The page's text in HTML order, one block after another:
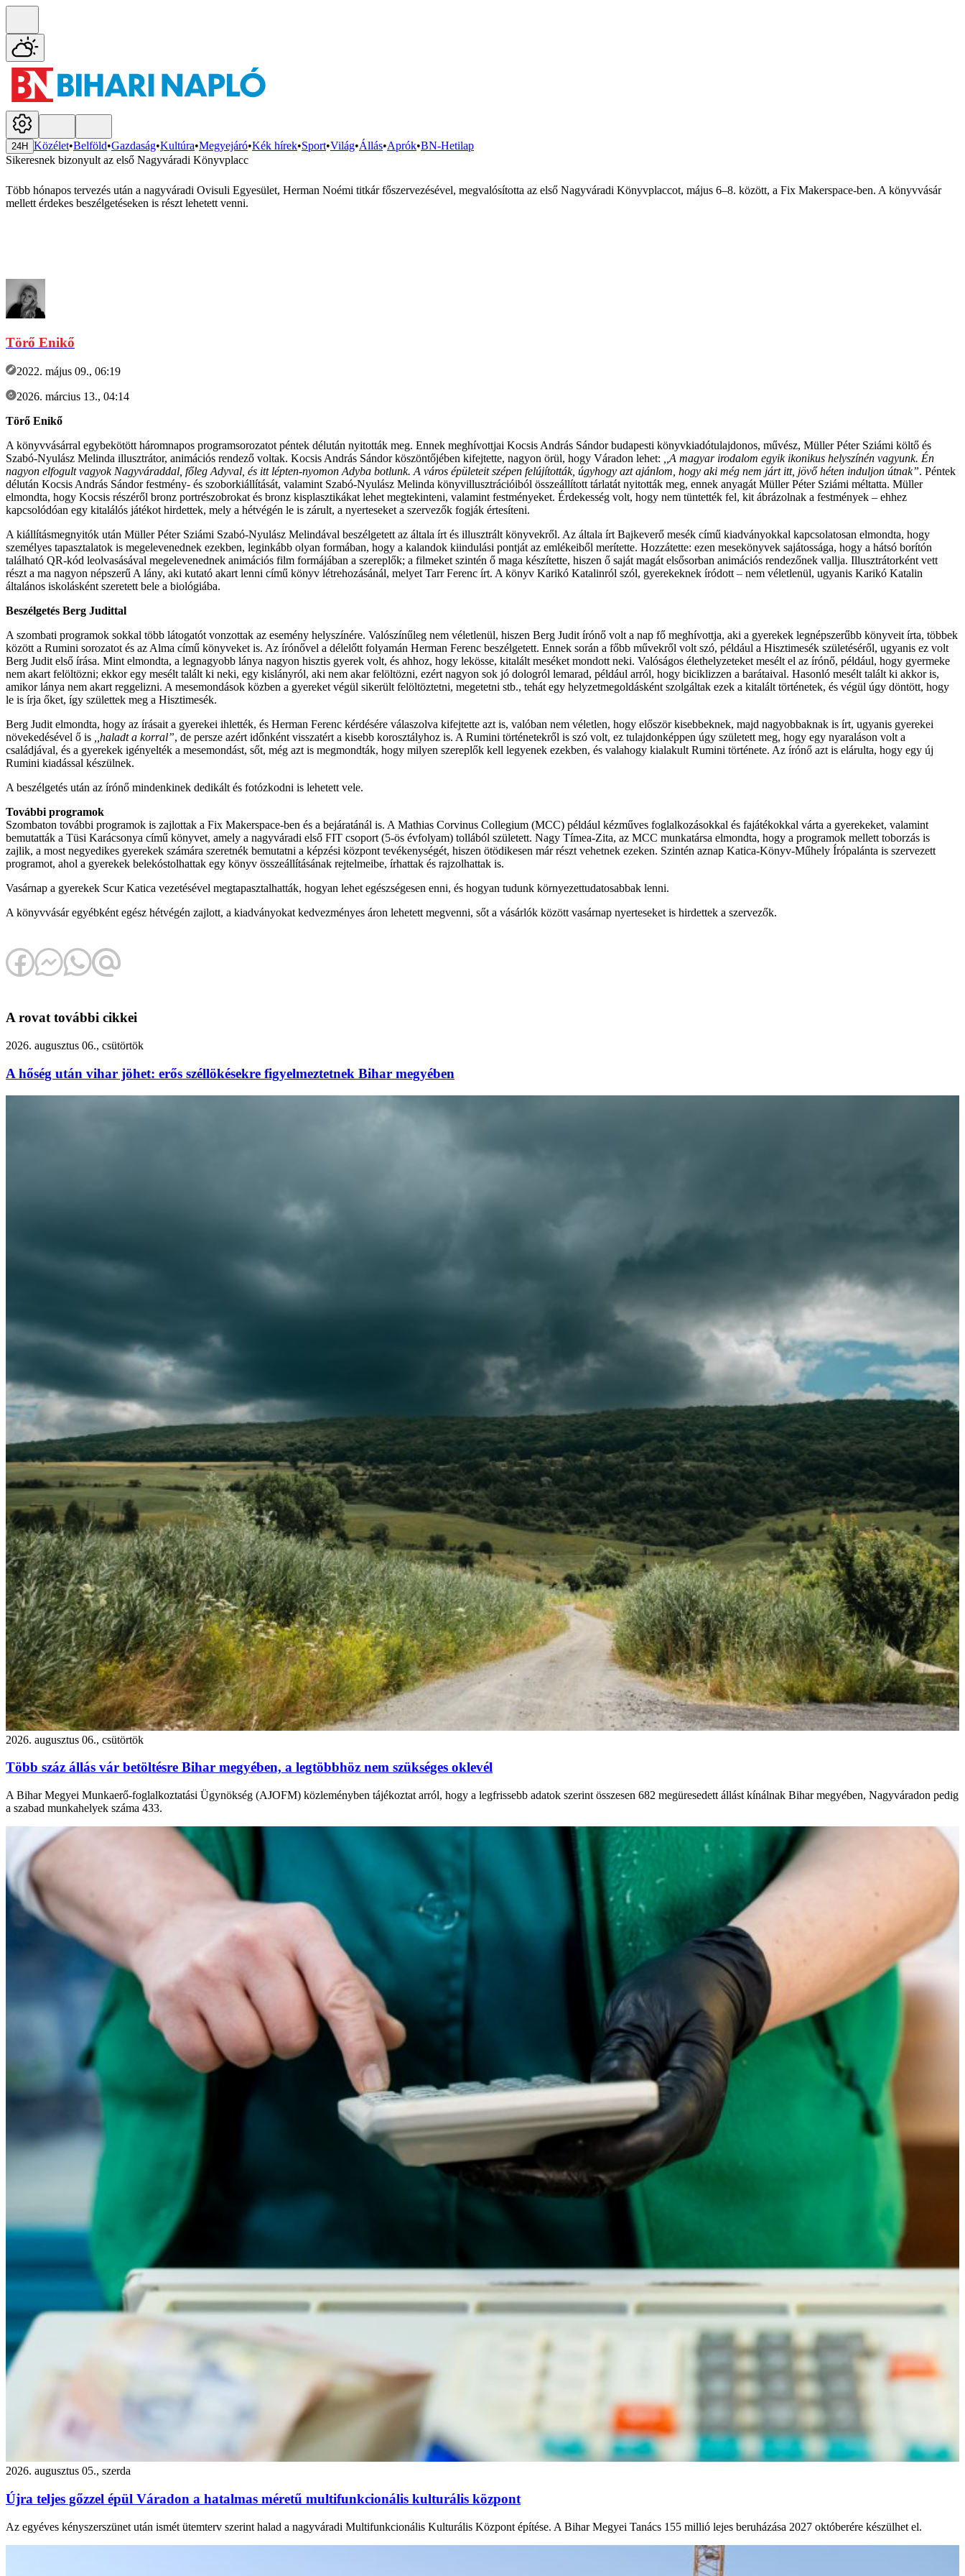
24H Közélet•Belföld•Gazdaság•Kultúra•Megyejáró•Kék hírek•Sport•Világ•Állás•Aprók•BN-Hetilap
Sikeresnek bizonyult az első Nagyváradi Könyvplacc
Több hónapos tervezés után a nagyváradi Ovisuli Egyesület, Herman Noémi titkár főszervezésével, megvalósította az első Nagyváradi Könyvplaccot, május 6–8. között, a Fix Makerspace-ben. A könyvvásár
mellett érdekes beszélgetéseken is részt lehetett venni.
Törő Enikő
2022. május 09., 06:19
2026. március 13., 04:14
Törő Enikő
A könyvvásárral egybekötött háromnapos programsorozatot péntek délután nyitották meg. Ennek meghívottjai Kocsis András Sándor budapesti könyvkiadótulajdonos, művész, Müller Péter Sziámi költő és
Szabó-Nyulász Melinda illusztrátor, animációs rendező voltak. Kocsis András Sándor köszöntőjében kifejtette, nagyon örül, hogy Váradon lehet: ,,A magyar irodalom egyik ikonikus helyszínén vagyunk. Én
nagyon elfogult vagyok Nagyváraddal, főleg Adyval, és itt lépten-nyomon Adyba botlunk. A város épületeit szépen felújították, úgyhogy azt ajánlom, hogy aki még nem járt itt, jövő héten induljon útnak”. Péntek
délután Kocsis András Sándor festmény- és szoborkiállítását, valamint Szabó-Nyulász Melinda könyvillusztrációiból összeállított tárlatát nyitották meg, ennek anyagát Müller Péter Sziámi méltatta. Müller
elmondta, hogy Kocsis részéről bronz portrészobrokat és bronz kisplasztikákat lehet megtekinteni, valamint festményeket. Érdekesség volt, hogy nem tüntették fel, kit ábrázolnak a festmények – ehhez
kapcsolódóan egy kitalálós játékot hirdettek, mely a hétvégén le is zárult, a nyerteseket a szervezők fogják értesíteni.
A kiállításmegnyitók után Müller Péter Sziámi Szabó-Nyulász Melindával beszélgetett az általa írt és illusztrált könyvekről. Az általa írt Bajkeverő mesék című kiadványokkal kapcsolatosan elmondta, hogy
személyes tapasztalatok is megelevenednek ezekben, leginkább olyan formában, hogy a kalandok kiindulási pontját az emlékeiből merítette. Hozzátette: ezen mesekönyvek sajátossága, hogy a hátsó borítón
található QR-kód leolvasásával megelevenednek animációs film formájában a szereplők; a filmeket szintén ő maga készítette, hiszen ő saját magát elsősorban animációs rendezőnek vallja. Illusztrátorként vett
részt a ma nagyon népszerű A lány, aki kutató akart lenni című könyv létrehozásánál, melyet Tarr Ferenc írt. A könyv Karikó Katalinról szól, gyerekeknek íródott – nem véletlenül, ugyanis Karikó Katalin
általános iskolásként szeretett bele a biológiába.
Beszélgetés Berg Judittal
A szombati programok sokkal több látogatót vonzottak az esemény helyszínére. Valószínűleg nem véletlenül, hiszen Berg Judit írónő volt a nap fő meghívottja, aki a gyerekek legnépszerűbb könyveit írta, többek
között a Rumini sorozatot és az Alma című könyveket is. Az írónővel a délelőtt folyamán Herman Ferenc beszélgetett. Ennek során a főbb művekről volt szó, például a Hisztimesék születéséről, ugyanis ez volt
Berg Judit első írása. Mint elmondta, a legnagyobb lánya nagyon hisztis gyerek volt, és ahhoz, hogy lekösse, kitalált meséket mondott neki. Valóságos élethelyzeteket mesélt el az írónő, például, hogy gyermeke
nem akart felöltözni; ekkor egy mesélt talált ki neki, egy kislányról, aki nem akar felöltözni, ezért nagyon sok jó dologról lemarad, például arról, hogy biciklizzen a barátaival. Hasonló mesélt talált ki akkor is,
amikor lánya nem akart reggelizni. A mesemondások közben a gyereket végül sikerült felöltöztetni, megetetni stb., tehát egy helyzetmegoldásként szolgáltak ezek a kitalált történetek, és végül úgy döntött, hogy
le is írja őket, így születtek meg a Hisztimesék.
Berg Judit elmondta, hogy az írásait a gyerekei ihlették, és Herman Ferenc kérdésére válaszolva kifejtette azt is, valóban nem véletlen, hogy először kisebbeknek, majd nagyobbaknak is írt, ugyanis gyerekei
növekedésével ő is
,,haladt a korral”, de persze azért időnként visszatért a kisebb korosztályhoz is. A Rumini történetekről is szó volt, ez tulajdonképpen úgy született meg, hogy egy nyaraláson volt a
családjával, és a gyerekek igényelték a mesemondást, sőt, még azt is megmondták, hogy milyen szereplők kell legyenek ezekben, és valahogy kialakult Rumini története. Az írónő azt is elárulta, hogy egy új
Rumini kiadással készülnek.
A beszélgetés után az írónő mindenkinek dedikált és fotózkodni is lehetett vele.
További programok
Szombaton további programok is zajlottak a Fix Makerspace-ben és a bejáratánál is. A Mathias Corvinus Collegium (MCC) például kézműves foglalkozásokkal és fajátékokkal várta a gyerekeket, valamint
bemutatták a Tüsi Karácsonya című könyvet, amely a nagyváradi első FIT csoport (5-ös évfolyam) tollából született. Nagy Tímea-Zita, az MCC munkatársa elmondta, hogy a programok mellett toborzás is
zajlik, a most negyedikes gyerekek számára szeretnék bemutatni a képzési központ tevékenységét, hiszen ötödikesen már részt vehetnek ezeken. Szintén aznap Katica-Könyv-Műhely Írópalánta is szervezett
programot, ahol a gyerekek belekóstolhattak egy könyv összeállításának rejtelmeibe, írhattak és rajzolhattak is.
Vasárnap a gyerekek Scur Katica vezetésével megtapasztalhatták, hogyan lehet egészségesen enni, és hogyan tudunk környezettudatosabbak lenni.
A könyvvásár egyébként egész hétvégén zajlott, a kiadványokat kedvezményes áron lehetett megvenni, sőt a vásárlók között vasárnap nyerteseket is hirdettek a szervezők.
A rovat további cikkei
2026. augusztus 06., csütörtök
A hőség után vihar jöhet: erős széllökésekre figyelmeztetnek Bihar megyében
2026. augusztus 06., csütörtök
Több száz állás vár betöltésre Bihar megyében, a legtöbbhöz nem szükséges oklevél
A Bihar Megyei Munkaerő-foglalkoztatási Ügynökség (AJOFM) közleményben tájékoztat arról, hogy a legfrissebb adatok szerint összesen 682 megüresedett állást kínálnak Bihar megyében, Nagyváradon pedig
a szabad munkahelyek száma 433.
2026. augusztus 05., szerda
Újra teljes gőzzel épül Váradon a hatalmas méretű multifunkcionális kulturális központ
Az egyéves kényszerszünet után ismét ütemterv szerint halad a nagyváradi Multifunkcionális Kulturális Központ építése. A Bihar Megyei Tanács 155 millió lejes beruházása 2027 októberére készülhet el.